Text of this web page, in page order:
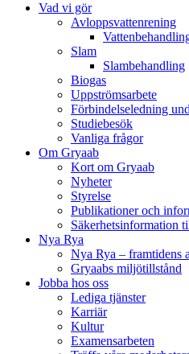
Vad vi gör
Avloppsvattenrening
Slam
Slambehandling
Biogas
Uppströmsarbete
Förbindelseledning
Studiebesök
Vanliga frågor
Om Gryaab
Kort om Gryaab
Nyheter
Styrelse
Publikationer och
Säkerhetsinformation
Nya Rya
Nya Rya – framtidens
Gryaabs miljötillstånd
Jobba hos oss
Lediga tjänster
Karriär
Kultur
Examensarbeten